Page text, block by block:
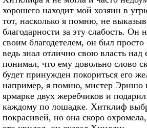
хорошего находит мой хозяин в
тот, насколько я помню, не
благодарности за эту слабость. Он
своим благодетелем, он был
ведь знал отлично свою власть над
понимал, что ему довольно слово
будет принужден покориться его
например, я помню, мистер Эрншо
ярмарке двух жеребчиков и
каждому по лошадке. Хитклиф
покрасивей, но она скоро